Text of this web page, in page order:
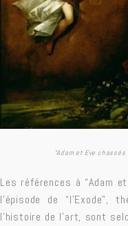
“Adam et Eve
Les références à “Adam
l’épisode de “l’Exode”,
l’histoire de l’art, sont